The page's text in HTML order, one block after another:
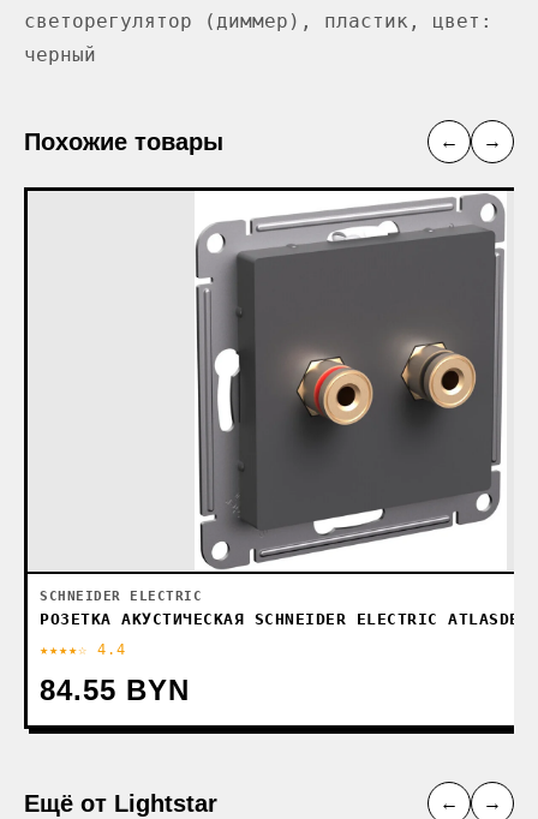
светорегулятор (диммер), пластик, цвет:
черный
Похожие товары ← →
SCHNEIDER ELECTRIC
РОЗЕТКА АКУСТИЧЕСКАЯ SCHNEIDER ELECTRIC
★★★★☆ 4.4
84.55 BYN
Ещё от Lightstar ← →